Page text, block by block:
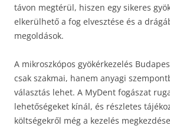
távon megtérül, hiszen egy sikeres
elkerülhető a fog elvesztése és a
megoldások.
A mikroszkópos gyökérkezelés
csak szakmai, hanem anyagi
választás lehet. A MyDent fogászat
lehetőségeket kínál, és részletes
költségekről még a kezelés